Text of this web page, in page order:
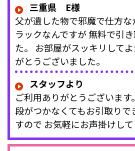
三重県 E様
父が遺した物で邪魔で仕方
ラックなんですが 無料で引
た。 お部屋がスッキリして
がとうございました。
スタッフより
ご利用ありがとうございます
段がつかなくてもお引取りで
すので お気軽にお声掛けして